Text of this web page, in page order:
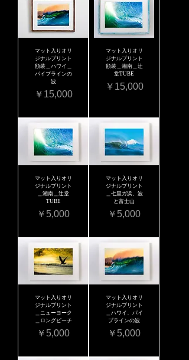
マット入りオリ
ジナルプリント
額装＿ハワイ＿
パイプラインの
波
価格
￥15,000
マット入りオリ
ジナルプリント
額装＿湘南＿辻
堂TUBE
価格
￥15,000
マット入りオリ
ジナルプリント
＿湘南＿辻堂
TUBE
価格
￥5,000
マット入りオリ
ジナルプリント
＿七里ガ浜、波
と富士山
価格
￥5,000
マット入りオリ
ジナルプリント
＿ニューヨーク
＿ロングビーチ
価格
￥5,000
マット入りオリ
ジナルプリント
＿ハワイ、パイ
プラインの波
価格
￥5,000